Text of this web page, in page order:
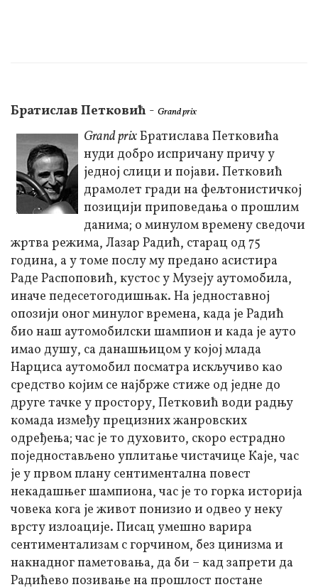
Братислав Петковић - Grand prix
Grand prixБратислава Петковића
нуди добро испричану причу у
једној слици и појави. Петковић
драмолет гради на фељтонистичкој
позицији приповедања о прошлим
данима; о минулом времену сведочи
жртва режима, Лазар Радић, старац од 75
година, а у томе послу му предано асистира
Раде Распоповић, кустос у Музеју аутомобила,
иначе педесетогодишњак. На једноставној
опозији оног минулог времена, када је Радић
био наш аутомобилски шампион и када је ауто
имао душу, са данашњицом у којој млада
Нарциса аутомобил посматра искључиво као
средство којим се најбрже стиже од једне до
друге тачке у простору, Петковић води радњу
комада између прецизних жанровских
одређења; час је то духовито, скоро естрадно
поједностављено уплитање чистачице Каје, час
је у првом плану сентиментална повест
некадашњег шампиона, час је то горка историја
човека кога је живот понизио и одвео у неку
врсту излоације. Писац умешно варира
сентиментализам с горчином, без цинизма и
накнадног паметовања, да би – кад запрети да
Радићево позивање на прошлост постане